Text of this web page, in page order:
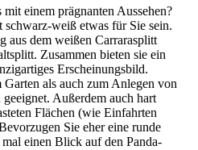
einem prägnanten Aussehen?
schwarz-weiß etwas für Sie sein.
aus dem weißen Carrarasplitt
Zusammen bieten sie ein
Erscheinungsbild.
als auch zum Anlegen von
Außerdem auch hart
Flächen (wie Einfahrten
Sie eher eine runde
einen Blick auf den Panda-